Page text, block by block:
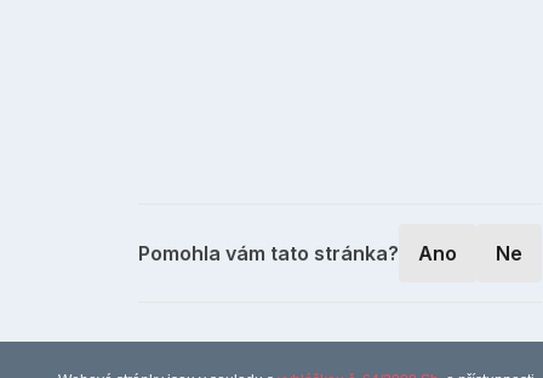
Pomohla vám tato stránka? Ano Ne